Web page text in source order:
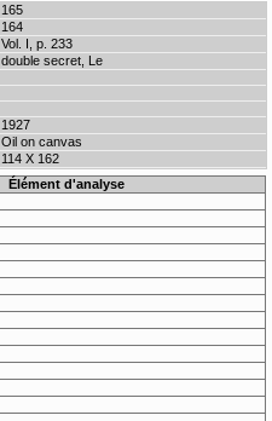
165
164
Vol. I, p. 233
double secret, Le
1927
Oil on canvas
114 X 162
Élément d'analyse